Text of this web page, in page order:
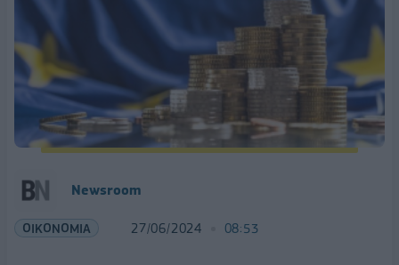
Newsroom
ΟΙΚΟΝΟΜΙΑ 27/06/2024 08:53